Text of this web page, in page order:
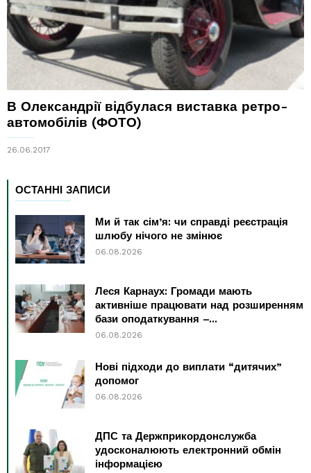
В Олександрії відбулася виставка ретро-
автомобілів (ФОТО)
26.06.2017
ОСТАННІ ЗАПИСИ
Ми й так сім’я: чи справді реєстрація
шлюбу нічого не змінює
06.08.2026
Леся Карнаух: Громади мають
активніше працювати над розширенням
бази оподаткування –...
06.08.2026
Нові підходи до виплати “дитячих”
допомог
06.08.2026
ДПС та Держприкордонслужба
удосконалюють електронний обмін
інформацією